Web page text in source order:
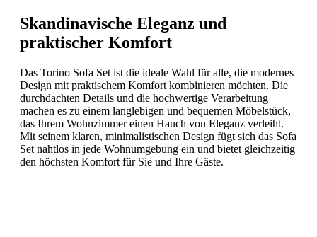
Skandinavische Eleganz und
praktischer Komfort
Das Torino Sofa Set ist die ideale Wahl für alle, die modernes
Design mit praktischem Komfort kombinieren möchten. Die
durchdachten Details und die hochwertige Verarbeitung
machen es zu einem langlebigen und bequemen Möbelstück,
das Ihrem Wohnzimmer einen Hauch von Eleganz verleiht.
Mit seinem klaren, minimalistischen Design fügt sich das Sofa
Set nahtlos in jede Wohnumgebung ein und bietet gleichzeitig
den höchsten Komfort für Sie und Ihre Gäste.